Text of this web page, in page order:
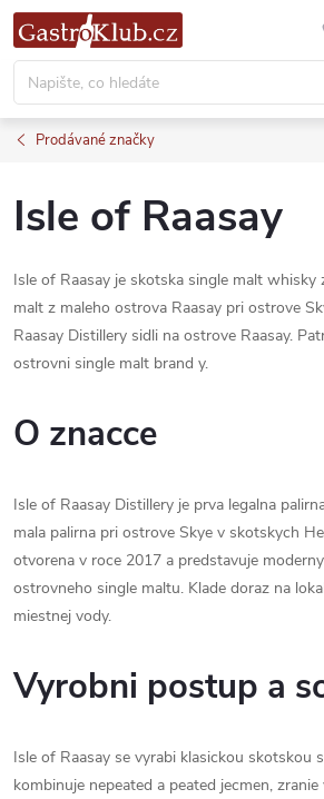
Přejít
na
obsah
Prodávané značky
Isle of Raasay
Isle of Raasay je skotska single malt whisky
malt z maleho ostrova Raasay pri ostrove
Raasay Distillery sidli na ostrove Raasay.
ostrovni single malt brand y.
O znacce
Isle of Raasay Distillery je prva legalna
mala palirna pri ostrove Skye v skotskych
otvorena v roce 2017 a predstavuje
ostrovneho single maltu. Klade doraz na
miestnej vody.
Vyrobni postup a
Isle of Raasay se vyrabi klasickou skotskou
kombinuje nepeated a peated jecmen,